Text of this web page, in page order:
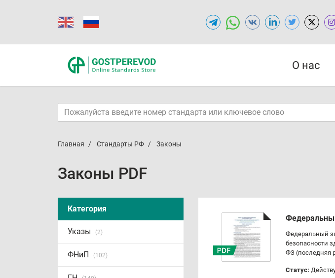
О нас
Главная Стандарты РФ Законы
Законы PDF
Категория
Указы (2)
ФНиП (102)
Федеральный
безопасности
ФЗ (последняя
Статус: